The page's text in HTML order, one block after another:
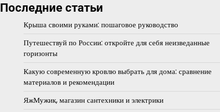
Последние статьи
Крыша своими руками: пошаговое руководство
Путешествуй по России: откройте для себя неизведанные
горизонты
Какую современную кровлю выбрать для дома: сравнение
материалов и рекомендации
ЯжМужик, магазин сантехники и электрики